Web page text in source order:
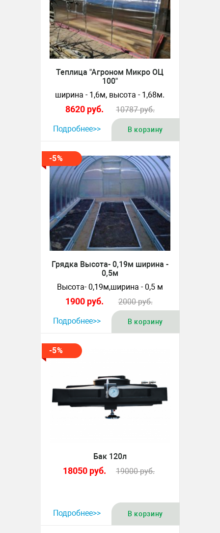
Теплица "Агроном Микро ОЦ
100"
ширина - 1,6м, высота - 1,68м.
8620 руб. 10787руб.
Подробнее>> В корзину
-5%
Грядка Высота- 0,19м ширина -
0,5м
Высота- 0,19м,ширина - 0,5 м
1900 руб. 2000руб.
Подробнее>> В корзину
-5%
Бак 120л
18050 руб. 19000руб.
Подробнее>> В корзину